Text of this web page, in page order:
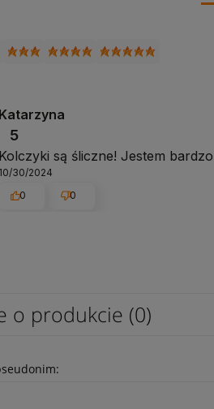
5
są śliczne! Jestem
30/2024
0
0
o produkcie (0)